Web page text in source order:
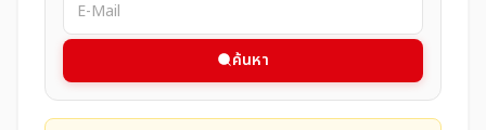
ค้นหา